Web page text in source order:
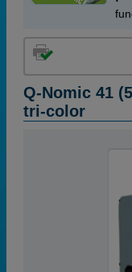
Q-Nomic 41
tri-color